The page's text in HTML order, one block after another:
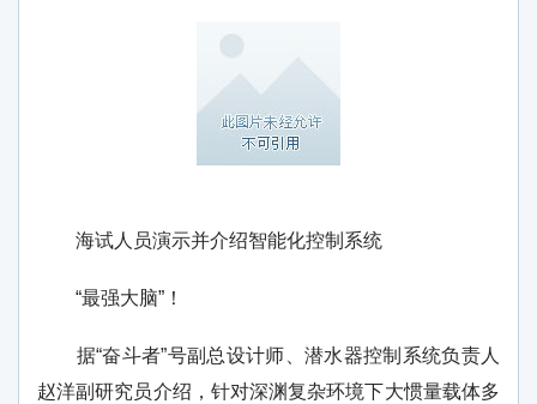
海试人员演示并介绍智能化控制系统
“最强大脑”！
据“奋斗者”号副总设计师、潜水器控制系统负责人
赵洋副研究员介绍，针对深渊复杂环境下大惯量载体多